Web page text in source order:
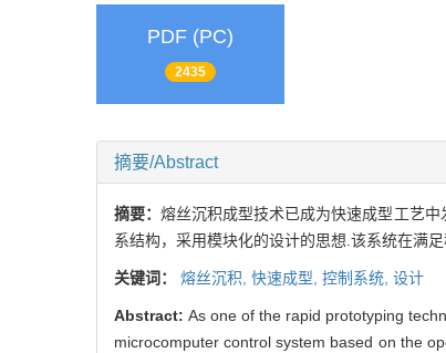
PDF (PC)
2435
摘要/Abstract
摘要：熔丝沉积成型技术已成为快速成型工艺
系结构，采用模块化的设计的思想.该系统在满
关键词： 熔丝沉积, 快速成型, 控制系统, 设计
Abstract: As one of the rapid prototyping
microcomputer control system based on the